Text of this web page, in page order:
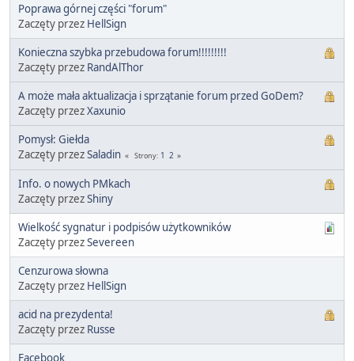
Poprawa górnej części "forum"
Zaczęty przez HellSign
Konieczna szybka przebudowa forum!!!!!!!!!
Zaczęty przez RandAlThor
A może mała aktualizacja i sprzątanie forum przed GoDem?
Zaczęty przezXaxunio
Pomysł: Giełda
Zaczęty przezSaladin Strony 1 2
Info. o nowych PMkach
Zaczęty przezShiny
Wielkość sygnatur i podpisów użytkowników
Zaczęty przezSevereen
Cenzurowa słowna
Zaczęty przez HellSign
acid na prezydenta!
Zaczęty przez Russe
Facebook